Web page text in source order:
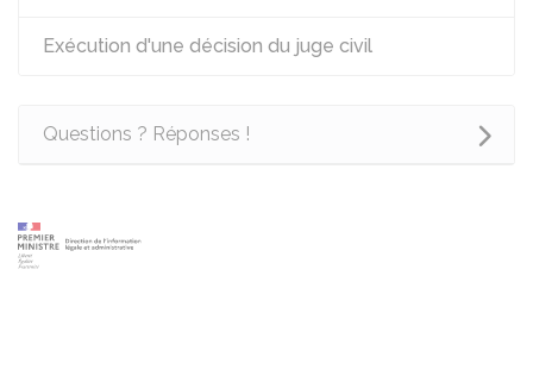
Exécution d'une décision du juge civil
Questions ? Réponses !